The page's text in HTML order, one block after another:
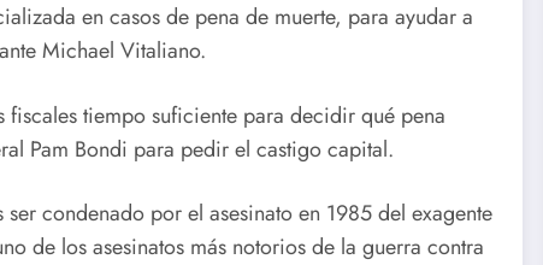
en casos de pena de muerte, para ayudar a
Michael Vitaliano.
tiempo suficiente para decidir qué pena
Pam Bondi para pedir el castigo capital.
condenado por el asesinato en 1985 del exagente
de los asesinatos más notorios de la guerra contra